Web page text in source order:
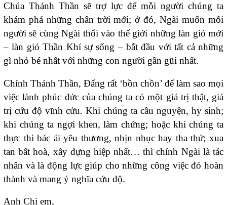
Chúa Thánh Thần sẽ trợ lực để mỗi người chúng ta
khám phá những chân trời mới; ở đó, Ngài muốn mỗi
người sẽ cùng Ngài thổi vào thế giới những làn gió mới
– làn gió Thần Khí sự sống – bắt đầu với tất cả những
gì nhỏ bé nhất với những con người gần gũi nhất.
Chính Thánh Thần, Đấng rất ‘bồn chồn’ để làm sao mọi
việc lành phúc đức của chúng ta có một giá trị thật, giá
trị cứu độ vĩnh cửu. Khi chúng ta cầu nguyện, hy sinh;
khi chúng ta ngợi khen, làm chứng; hoặc khi chúng ta
thực thi bác ái yêu thương, nhịn nhục hay tha thứ; xua
tan bất hoà, xây dựng hiệp nhất… thì chính Ngài là tác
nhân và là động lực giúp cho những công việc đó hoàn
thành và mang ý nghĩa cứu độ.
Anh Chị em,